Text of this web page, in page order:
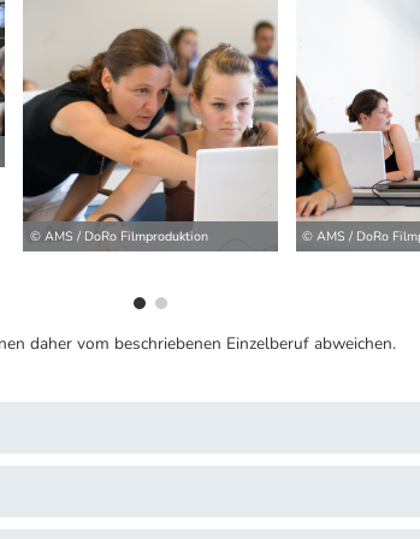
© AMS / DoRo Filmproduktion © AMS / DoRo
daher vom beschriebenen Einzelberuf abweichen.